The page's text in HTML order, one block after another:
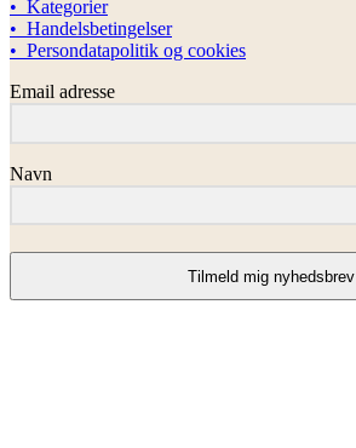
• Kategorier
• Handelsbetingelser
• Persondatapolitik og cookies
Email adresse
Navn
Tilmeld mig nyhedsbrev